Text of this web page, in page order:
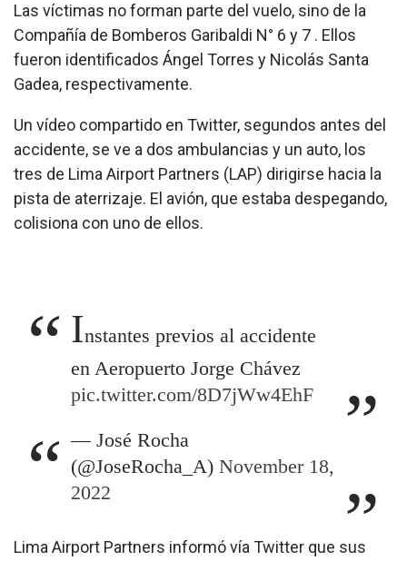
Las víctimas no forman parte del vuelo, sino de la
Compañía de Bomberos Garibaldi N° 6 y 7 . Ellos
fueron identificados Ángel Torres y Nicolás Santa
Gadea, respectivamente.
Un vídeo compartido en Twitter, segundos antes del
accidente, se ve a dos ambulancias y un auto, los
tres de Lima Airport Partners (LAP) dirigirse hacia la
pista de aterrizaje. El avión, que estaba despegando,
colisiona con uno de ellos.
Instantes previos al accidente
en Aeropuerto Jorge Chávez
pic.twitter.com/8D7jWw4EhF
— José Rocha
(@JoseRocha_A) November 18,
2022
Lima Airport Partners informó vía Twitter que sus